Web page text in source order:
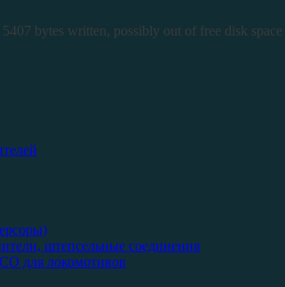
bytes written, possibly out of free disk space
штепсельные соединения
для локомотивов